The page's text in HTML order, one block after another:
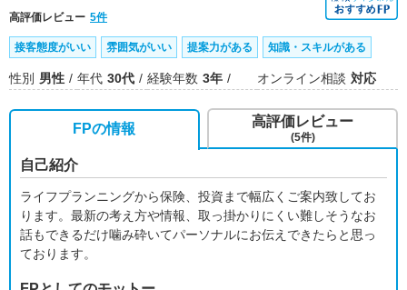
高評価レビュー 5件
接客態度がいい 雰囲気がいい 提案力がある 知識・スキルがある
性別 男性 年代 30代 経験年数 3年 オンライン相談 対応
FPの情報
自己紹介
ライフプランニングから保険、投資まで幅広くご案内致してお
ります。最新の考え方や情報、取っ掛かりにくい難しそうなお
話もできるだけ噛み砕いてパーソナルにお伝えできたらと思っ
ております。
高評価レビュー
(5件)